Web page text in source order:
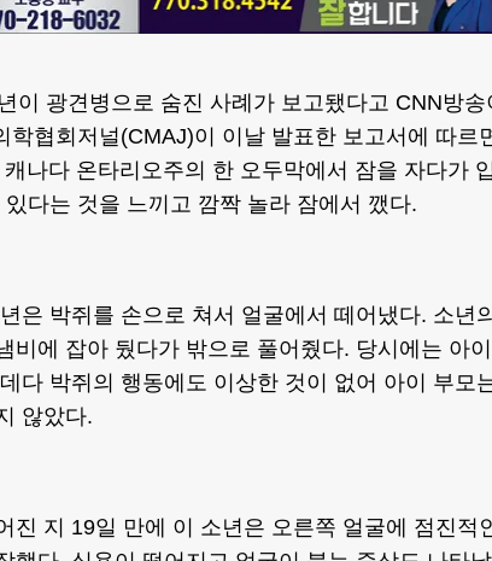
이 광견병으로 숨진 사례가 보고됐다고 CNN방송
학협회저널(CMAJ)이 이날 발표한 보고서에 따르
나다 온타리오주의 한 오두막에서 잠을 자다가 입
다는 것을 느끼고 깜짝 놀라 잠에서 깼다.
은 박쥐를 손으로 쳐서 얼굴에서 떼어냈다. 소년의
비에 잡아 뒀다가 밖으로 풀어줬다. 당시에는 아이
다 박쥐의 행동에도 이상한 것이 없어 아이 부모
않았다.
진 지 19일 만에 이 소년은 오른쪽 얼굴에 점진적